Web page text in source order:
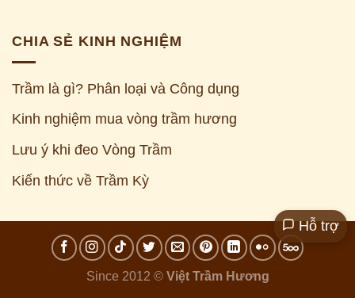
CHIA SẺ KINH NGHIỆM
Trầm là gì? Phân loại và Công dụng
Kinh nghiệm mua vòng trầm hương
Lưu ý khi đeo Vòng Trầm
Kiến thức về Trầm Kỳ
Since 2012 © Việt Trầm Hương
Hỗ trợ